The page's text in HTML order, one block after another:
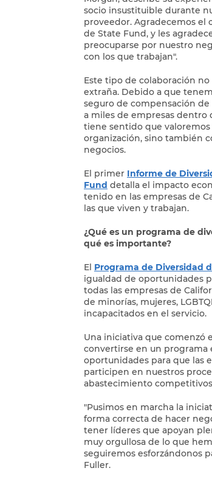
socio insustituible durante
proveedor. Agradecemos el
de State Fund, y les
preocuparse por nuestro
con los que trabajan".
Este tipo de colaboración
extraña. Debido a que
seguro de compensación
a miles de empresas dentro
tiene sentido que
organización, sino también
negocios.
El primer Informe de
Fund detalla el impacto
tenido en las empresas de
las que viven y trabajan.
¿Qué es un programa de
qué es importante?
El Programa de Diversidad
igualdad de oportunidades
todas las empresas de
de minorías, mujeres,
incapacitados en el servicio.
Una iniciativa que comenzó
convertirse en un
oportunidades para que las
participen en nuestros
abastecimiento
"Pusimos en marcha la
forma correcta de hacer
tener líderes que apoyan
muy orgullosa de lo que
seguiremos esforzándonos
Fuller.